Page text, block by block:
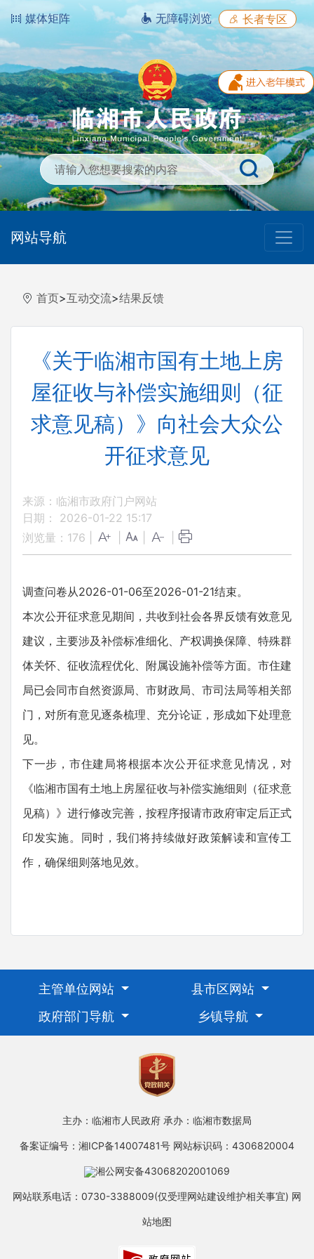
媒体矩阵 无障碍浏览 长者专区
网站导航
首页>互动交流>结果反馈
《关于临湘市国有土地上房
屋征收与补偿实施细则（征
求意见稿）》向社会大众公
开征求意见
来源：临湘市政府门户网站
日期： 2026-01-22 15:17
浏览量： 176
调查问卷从2026-01-06至2026-01-21结束。
本次公开征求意见期间，共收到社会各界反馈有效意见
建议，主要涉及补偿标准细化、产权调换保障、特殊群
体关怀、征收流程优化、附属设施补偿等方面。市住建
局已会同市自然资源局、市财政局、市司法局等相关部
门，对所有意见逐条梳理、充分论证，形成如下处理意
见。
下一步，市住建局将根据本次公开征求意见情况，对
《临湘市国有土地上房屋征收与补偿实施细则（征求意
见稿）》进行修改完善，按程序报请市政府审定后正式
印发实施。同时，我们将持续做好政策解读和宣传工
作，确保细则落地见效。
主管单位网站
县市区网站
政府部门导航
乡镇导航
主办：临湘市人民政府 承办：临湘市数据局
备案证编号：湘ICP备14007481号 网站标识码：4306820004
湘公网安备43068202001069
网站联系电话：0730-3388009(仅受理网站建设维护相关事宜) 网
站地图